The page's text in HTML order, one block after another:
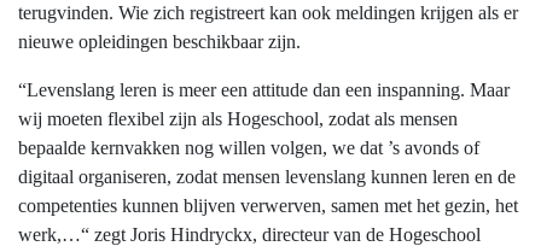
terugvinden. Wie zich registreert kan ook meldingen krijgen als er
nieuwe opleidingen beschikbaar zijn.
“Levenslang leren is meer een attitude dan een inspanning. Maar
wij moeten flexibel zijn als Hogeschool, zodat als mensen
bepaalde kernvakken nog willen volgen, we dat ’s avonds of
digitaal organiseren, zodat mensen levenslang kunnen leren en de
competenties kunnen blijven verwerven, samen met het gezin, het
werk,…“ zegt Joris Hindryckx, directeur van de Hogeschool